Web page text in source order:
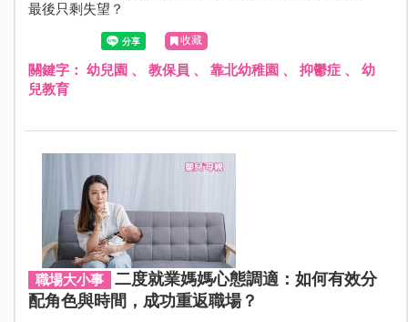
最後只剩失望？
收藏
關鍵字： 幼兒園 、 教保員 、 靠北幼稚園 、 抑鬱症、 幼
兒教育
職場大小事
二度就業媽媽心態調適：如何有效分
配角色與時間，成功重返職場？